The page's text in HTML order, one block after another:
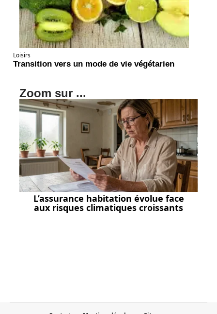
Loisirs
Transition vers un mode de vie végétarien
Zoom sur ...
L’assurance habitation évolue face
aux risques climatiques croissants